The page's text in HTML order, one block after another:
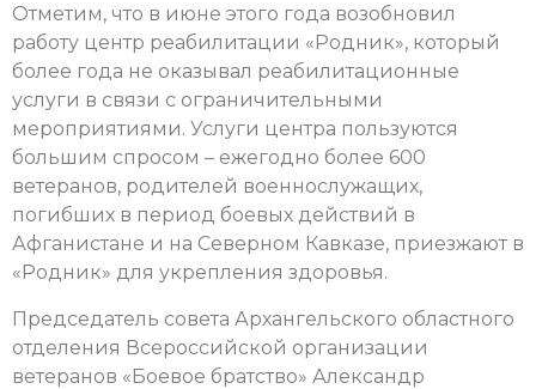
Отметим, что в июне этого года возобновил
работу центр реабилитации «Родник», который
более года не оказывал реабилитационные
услуги в связи с ограничительными
мероприятиями. Услуги центра пользуются
большим спросом – ежегодно более 600
ветеранов, родителей военнослужащих,
погибших в период боевых действий в
Афганистане и на Северном Кавказе, приезжают в
«Родник» для укрепления здоровья.
Председатель совета Архангельского областного
отделения Всероссийской организации
ветеранов «Боевое братство» Александр